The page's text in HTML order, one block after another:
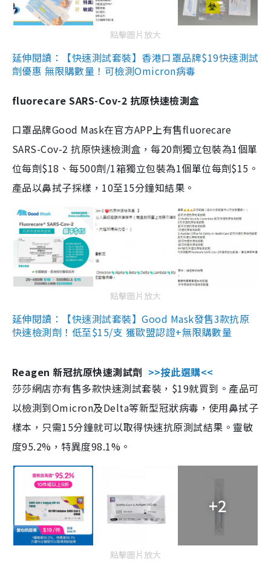
點擊圖片放大
延伸閱讀：【快速測試套裝】香港口罩品牌$19快速測試
劑優惠 無限購數量！可檢測Omicron病毒
fluorecare SARS-Cov-2 抗原快速檢測盒
口罩品牌Good Mask在官方APP上有售fluorecare
SARS-Cov-2 抗原快速檢測盒，每20劑獨立包裝為1個單
位每劑$18、每500劑/1箱獨立包裝為1個單位每劑$15。
產品以鼻拭子採樣，10至15分鐘知結果。
點擊圖片放大
延伸閱讀：【快速測試套裝】Good Mask發售3款抗原
快速檢測劑！低至$15/支 獲歐盟認證+無限購數量
Reagen 新冠抗原快速測試劑 >>按此選購<<
莎莎網店亦有售多款快速測試套裝，$19就買到。產品可
以檢測到Omicron及Delta等新型冠狀病毒，使用鼻拭子
樣本，只需15分鐘就可以取得快速抗原測試結果。靈敏
度95.2%，特異度98.1%。
+2
點擊圖片放大